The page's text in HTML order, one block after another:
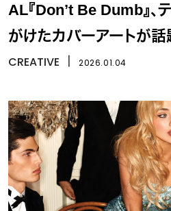
AL『Don’t Be Dumb』、
がけたカバーアートが話
CREATIVE 2026.01.04